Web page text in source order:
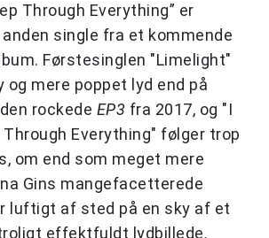
Through Everything” er
single fra et kommende
Førstesinglen "Limelight"
og mere poppet lyd end på
rockede EP3 fra 2017, og "I
Through Everything" følger trop
om end som meget mere
Gins mangefacetterede
luftigt af sted på en sky af et
effektfuldt lydbillede.